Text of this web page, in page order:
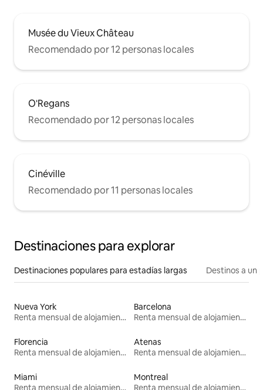
Musée du Vieux Château
Recomendado por 12 personas locales
O'Regans
Recomendado por 12 personas locales
Cinéville
Recomendado por 11 personas locales
Destinaciones para explorar
Destinaciones populares para estadías largas Destinos a un
Nueva York
Renta mensual de alojamientos
Barcelona
Renta mensual de alojamientos
Florencia
Renta mensual de alojamientos
Atenas
Renta mensual de alojamientos
Miami
Renta mensual de alojamientos
Montreal
Renta mensual de alojamientos